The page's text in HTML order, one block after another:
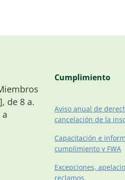
de 8 a.
Cumplimiento
Aviso anual de
cancelación de la
Capacitación e
cumplimiento y FWA
Excepciones,
reclamos